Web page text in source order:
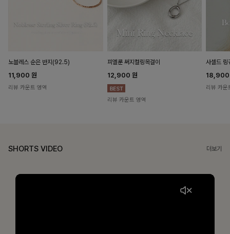
노블레스 순은 반지(92.5)
11,900 원
리뷰 카운트 영역
피엘룬 써지컬링목걸이
12,900 원
리뷰 카운트 영역
사셀드 링
리뷰 카운
SHORTS VIDEO 더보기